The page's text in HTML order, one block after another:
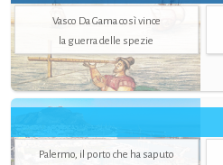
Vasco Da Gama così vince
la guerra delle spezie
Palermo, il porto che ha saputo